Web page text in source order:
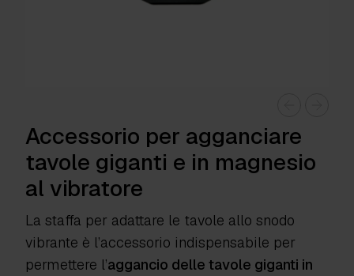
Accessorio per agganciare
tavole giganti e in magnesio
al vibratore
La staffa per adattare le tavole allo snodo
vibrante è l’accessorio indispensabile per
permettere l’aggancio delle tavole giganti in